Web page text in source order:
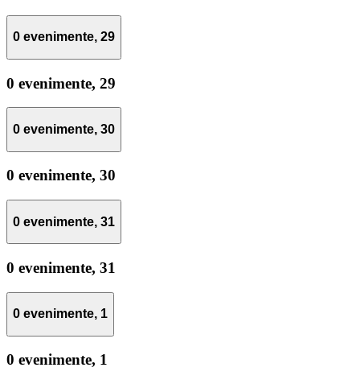
0 evenimente, 29
0 evenimente, 29
0 evenimente, 30
0 evenimente, 30
0 evenimente, 31
0 evenimente, 31
0 evenimente, 1
0 evenimente, 1